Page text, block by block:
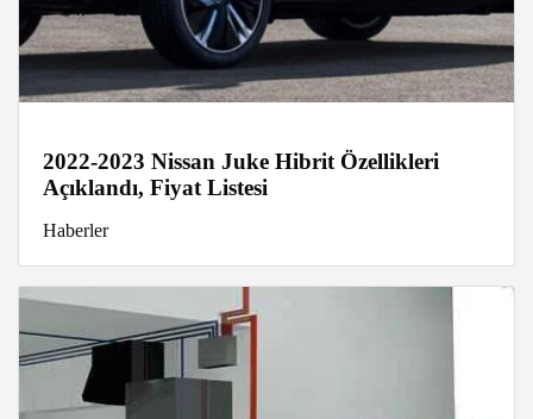
2022-2023 Nissan Juke Hibrit Özellikleri
Açıklandı, Fiyat Listesi
Haberler